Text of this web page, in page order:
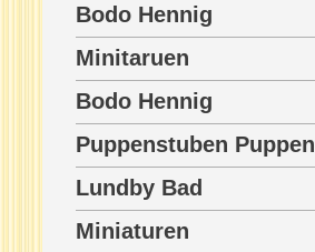
Bodo Hennig
Minitaruen
Bodo Hennig
Puppenstuben Puppen
Lundby Bad
Miniaturen